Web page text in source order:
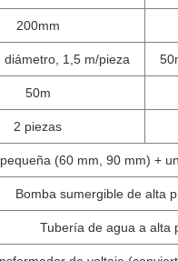
200mm
diámetro, 1,5 m/pieza
50m
2 piezas
(60 mm, 90 mm) +
Bomba sumergible de alta
Tubería de agua a alta